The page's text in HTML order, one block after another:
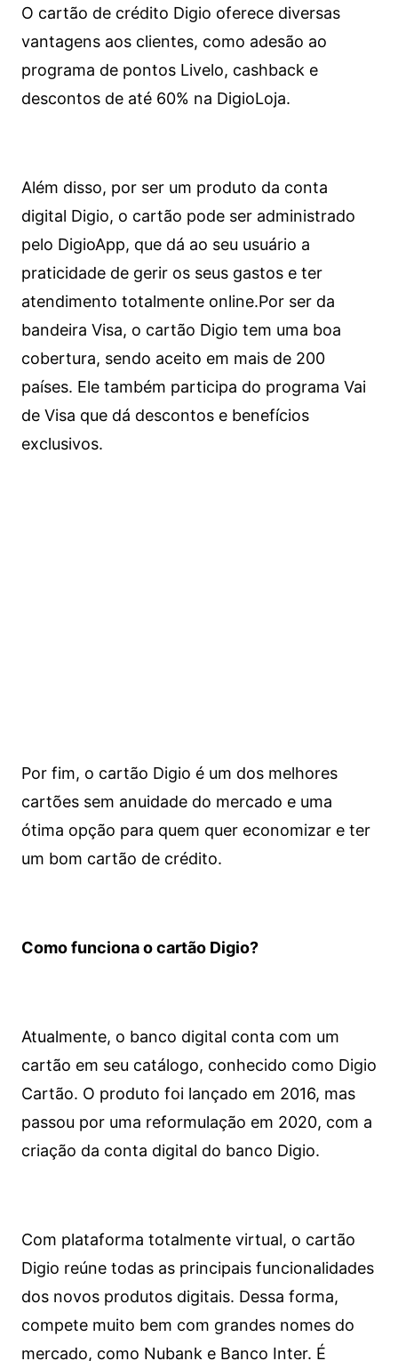
O cartão de crédito Digio oferece diversas
vantagens aos clientes, como adesão ao
programa de pontos Livelo, cashback e
descontos de até 60% na DigioLoja.
Além disso, por ser um produto da conta
digital Digio, o cartão pode ser administrado
pelo DigioApp, que dá ao seu usuário a
praticidade de gerir os seus gastos e ter
atendimento totalmente online.Por ser da
bandeira Visa, o cartão Digio tem uma boa
cobertura, sendo aceito em mais de 200
países. Ele também participa do programa Vai
de Visa que dá descontos e benefícios
exclusivos.
Por fim, o cartão Digio é um dos melhores
cartões sem anuidade do mercado e uma
ótima opção para quem quer economizar e ter
um bom cartão de crédito.
Como funciona o cartão Digio?
Atualmente, o banco digital conta com um
cartão em seu catálogo, conhecido como Digio
Cartão. O produto foi lançado em 2016, mas
passou por uma reformulação em 2020, com a
criação da conta digital do banco Digio.
Com plataforma totalmente virtual, o cartão
Digio reúne todas as principais funcionalidades
dos novos produtos digitais. Dessa forma,
compete muito bem com grandes nomes do
mercado, como Nubank e Banco Inter. É